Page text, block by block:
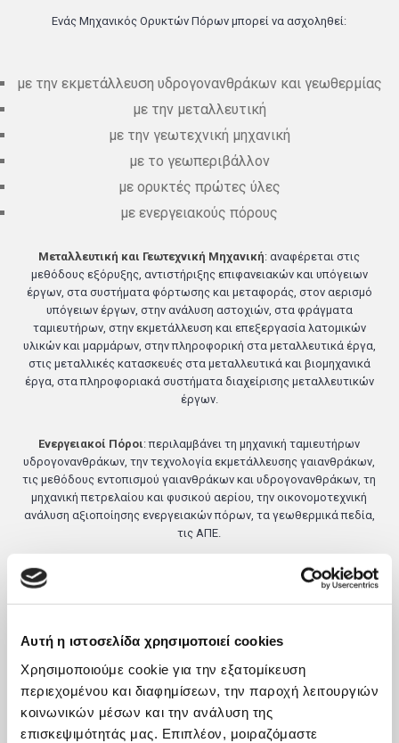
Αυτή η ιστοσελίδα χρησιμοποιεί cookies
Χρησιμοποιούμε cookie για την εξατομίκευση
περιεχομένου και διαφημίσεων, την παροχή λειτουργιών
κοινωνικών μέσων και την ανάλυση της
επισκεψιμότητάς μας. Επιπλέον, μοιραζόμαστε
Ενάς Μηχανικός Ορυκτών Πόρων μπορεί να ασχοληθεί:
με την εκμετάλλευση υδρογονανθράκων και γεωθερμίας
με την μεταλλευτική
με την γεωτεχνική μηχανική
με το γεωπεριβάλλον
με ορυκτές πρώτες ύλες
με ενεργειακούς πόρους
Μεταλλευτική και Γεωτεχνική Μηχανική: αναφέρεται στις
μεθόδους εξόρυξης, αντιστήριξης επιφανειακών και υπόγειων
έργων, στα συστήματα φόρτωσης και μεταφοράς, στον αερισμό
υπόγειων έργων, στην ανάλυση αστοχιών, στα φράγματα
ταμιευτήρων, στην εκμετάλλευση και επεξεργασία λατομικών
υλικών και μαρμάρων, στην πληροφορική στα μεταλλευτικά έργα,
στις μεταλλικές κατασκευές στα μεταλλευτικά και βιομηχανικά
έργα, στα πληροφοριακά συστήματα διαχείρισης μεταλλευτικών
έργων.
Ενεργειακοί Πόροι: περιλαμβάνει τη μηχανική ταμιευτήρων
υδρογονανθράκων, την τεχνολογία εκμετάλλευσης γαιανθράκων,
τις μεθόδους εντοπισμού γαιανθράκων και υδρογονανθράκων, τη
μηχανική πετρελαίου και φυσικού αερίου, την οικονομοτεχνική
ανάλυση αξιοποίησης ενεργειακών πόρων, τα γεωθερμικά πεδία,
τις ΑΠΕ.
Γεωπεριβαλλοντική Μηχανική
: αναφέρεται στη διαχείριση αερίων,
πόρων, την εκπόνηση περιβαλλοντικών μελετών, μελετών
περιβαλλοντικών επιπτώσεων και στρατηγικής περιβαλλοντικής
εκτίμησης, στα καταστροφικά φαινόμενα και στη διαχείριση
ποιότητας – πιστοποίηση.